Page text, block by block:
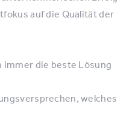
auf die Qualität der
immer die beste Lösung
welches